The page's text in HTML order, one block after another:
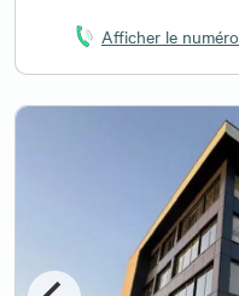
Afficher le numéro